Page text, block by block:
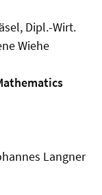
Dipl.-Wirt.
Wiehe
Langner